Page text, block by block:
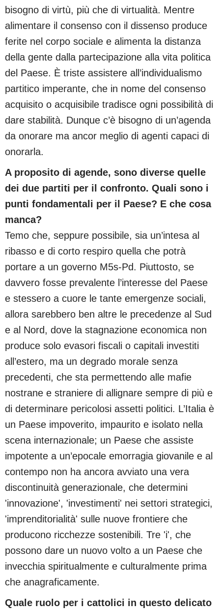
bisogno di virtù, più che di virtualità. Mentre
alimentare il consenso con il dissenso produce
ferite nel corpo sociale e alimenta la distanza
della gente dalla partecipazione alla vita politica
del Paese. È triste assistere all’individualismo
partitico imperante, che in nome del consenso
acquisito o acquisibile tradisce ogni possibilità di
dare stabilità. Dunque c’è bisogno di un’agenda
da onorare ma ancor meglio di agenti capaci di
onorarla.
A proposito di agende, sono diverse quelle
dei due partiti per il confronto. Quali sono i
punti fondamentali per il Paese? E che cosa
manca?
Temo che, seppure possibile, sia un’intesa al
ribasso e di corto respiro quella che potrà
portare a un governo M5s-Pd. Piuttosto, se
davvero fosse prevalente l’interesse del Paese
e stessero a cuore le tante emergenze sociali,
allora sarebbero ben altre le precedenze al Sud
e al Nord, dove la stagnazione economica non
produce solo evasori fiscali o capitali investiti
all’estero, ma un degrado morale senza
precedenti, che sta permettendo alle mafie
nostrane e straniere di allignare sempre di più e
di determinare pericolosi assetti politici. L’Italia è
un Paese impoverito, impaurito e isolato nella
scena internazionale; un Paese che assiste
impotente a un’epocale emorragia giovanile e al
contempo non ha ancora avviato una vera
discontinuità generazionale, che determini
'innovazione', 'investimenti' nei settori strategici,
'imprenditorialità' sulle nuove frontiere che
producono ricchezze sostenibili. Tre 'i', che
possono dare un nuovo volto a un Paese che
invecchia spiritualmente e culturalmente prima
che anagraficamente.
Quale ruolo per i cattolici in questo delicato